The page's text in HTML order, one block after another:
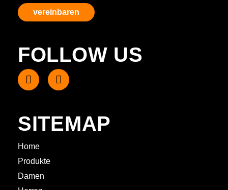
vereinbaren
FOLLOW US
SITEMAP
Home
Produkte
Damen